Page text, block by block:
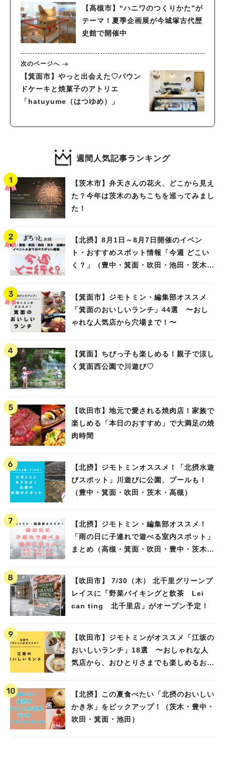
【高槻市】“ハニワのつくりかた”が
テーマ！夏季企画展が今城塚古代歴
史館で開催中
次のページへ
【箕面市】やっと出会えた♡パウン
ドケーキと焼菓子のアトリエ
「hatuyume（はつゆめ）」
週間人気記事ランキング
【茨木市】弁天さんの花火、どこから見え
た？今年は茨木のあちこちを巡ってみまし
た！
【北摂】8月1日～8月7日開催のイベン
ト・おすすめスポット情報「今週 どこい
く？」（豊中・箕面・吹田・池田・茨木・
【箕面市】ジモトミン・編集部オススメ
「箕面のおいしいランチ」44選 〜おし
ゃれな人気店から穴場まで！〜
【箕面】ちびっ子も楽しめる！親子で涼し
く箕面西公園で川遊び♡
【吹田市】地元で愛される焼肉店！家族で
楽しめる「本日のおすすめ」で大満足の焼
肉時間
【北摂】ジモトミンオススメ！「北摂水遊
びスポット」川遊びに公園、プールも！
（豊中・箕面・吹田・茨木・高槻）
【北摂】ジモトミン・編集部オススメ！
「雨の日に子連れで遊べる室内スポット」
まとめ（高槻・箕面・吹田・豊中・茨木・
【吹田市】 7/30（木） 北千里グリーンプ
レイスに「野菜バイキングと飲茶 Lei
can ting 北千里店」がオープン予定！
【吹田市】ジモトミンがオススメ「江坂の
おいしいランチ」18選 〜おしゃれな人
気店から、おひとりさまでも楽しめるお店
【北摂】この夏食べたい「北摂のおいしい
かき氷」をピックアップ！（茨木・豊中・
吹田・箕面・池田）